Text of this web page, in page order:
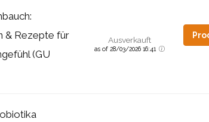
& Rezepte für
(GU
Ausverkauft
as of 28/03/2026 16:41